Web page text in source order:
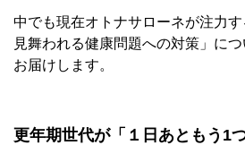
中でも現在オトナサローネが注力
見舞われる健康問題への対策」に
お届けします。
更年期世代が「１日あともう1